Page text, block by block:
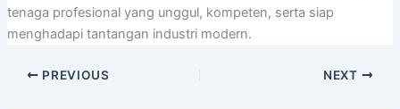
tenaga profesional yang unggul, kompeten, serta siap
menghadapi tantangan industri modern.
PREVIOUS NEXT